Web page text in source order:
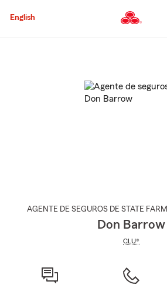
al
principal
English
AGENTE DE SEGUROS DE STATE FARM
Don Barrow
CLU®